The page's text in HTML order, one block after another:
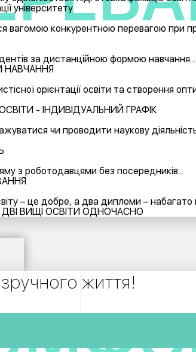
університету
конкурентною перевагою при
за дистанційною формою навчання...
НАВЧАННЯ
орієнтації освіти та
- ІНДИВІДУАЛЬНИЙ ГРАФІК
чи проводити наукову
з роботодавцями без посередників...
– це добре, а два дипломи – набагато
ВИЩІ ОСВІТИ ОДНОЧАСНО
життя!